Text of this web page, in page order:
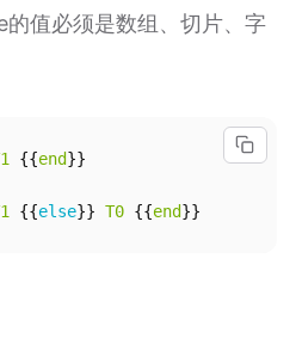
值必须是数组、切片、字
{{end}}
{{else}} T0 {{end}}